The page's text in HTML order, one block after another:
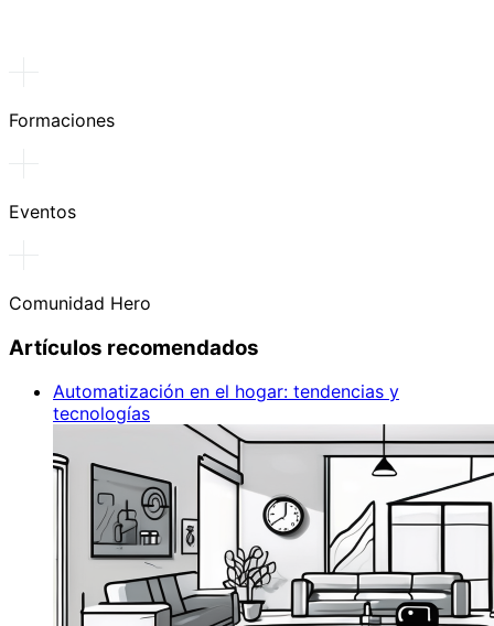
Formaciones
Eventos
Comunidad Hero
Artículos recomendados
Automatización en el hogar: tendencias y
tecnologías